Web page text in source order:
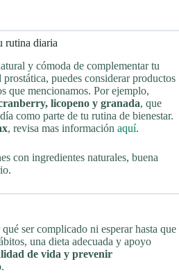
rutina diaria
y cómoda de complementar tu
puedes considerar productos
que mencionamos. Por ejemplo,
licopeno y granada, que
como parte de tu rutina de bienestar.
, revisa mas información aquí.
con ingredientes naturales, buena
ser complicado ni esperar hasta que
una dieta adecuada y apoyo
de vida y prevenir
.